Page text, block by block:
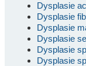
Dysplasie
Dysplasie
Dysplasie
Dysplasie
Dysplasie
Dysplasie